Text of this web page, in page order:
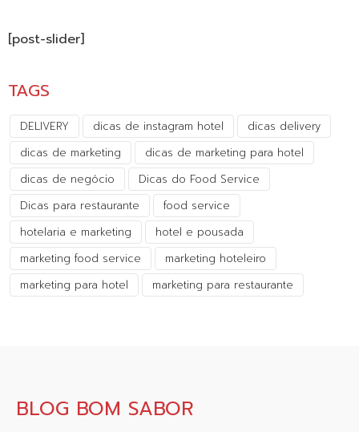
[post-slider]
TAGS
DELIVERY dicas de instagram hotel
dicas delivery
dicas de marketing
dicas de marketing para hotel
dicas de negócio
Dicas do Food Service
Dicas para restaurante
food service
hotelaria e marketing
hotel e pousada
marketing food service
marketing hoteleiro
marketing para hotel
marketing para restaurante
BLOG BOM SABOR